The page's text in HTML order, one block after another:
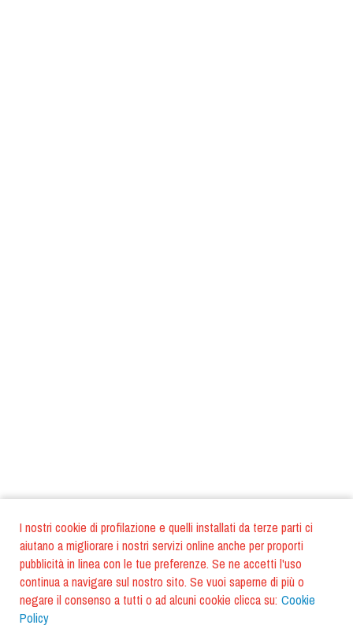
I nostri cookie di profilazione e quelli installati da terze parti ci
aiutano a migliorare i nostri servizi online anche per proporti
pubblicità in linea con le tue preferenze. Se ne accetti l'uso
continua a navigare sul nostro sito. Se vuoi saperne di più o
negare il consenso a tutti o ad alcuni cookie clicca su: Cookie
Policy